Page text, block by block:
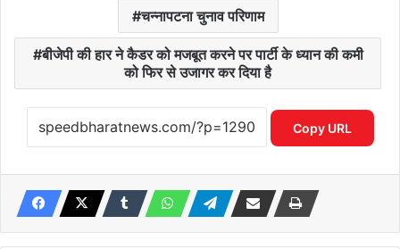
चन्नापटना चुनाव परिणाम
बीजेपी की हार ने कैडर को मजबूत करने पर पार्टी के ध्यान की कमी
को फिर से उजागर कर दिया है
Copy URL